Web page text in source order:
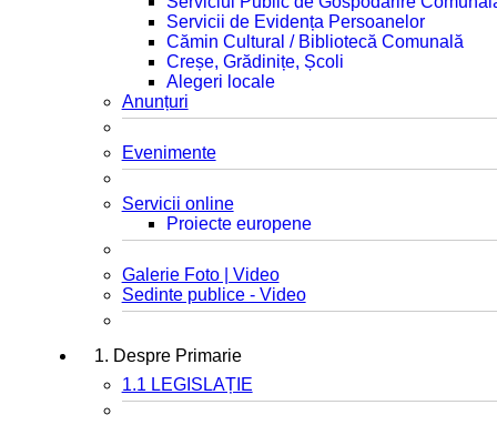
Servicii de Evidența Persoanelor
Cămin Cultural / Bibliotecă Comunală
Creșe, Grădinițe, Școli
Alegeri locale
Anunțuri
Evenimente
Servicii online
Proiecte europene
Galerie Foto | Video
Sedinte publice - Video
1. Despre Primarie
1.1 LEGISLAȚIE